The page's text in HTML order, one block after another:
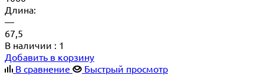
Длина:
—
67,5
В наличии : 1
Добавить в корзину
В сравнение
Быстрый просмотр